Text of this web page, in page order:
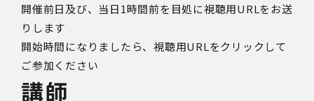
開催前日及び、 当日1時間前を目処に視聴用URLをお送
りします
開始時間になりましたら、視聴用URLをクリックして
ご参加ください
講師